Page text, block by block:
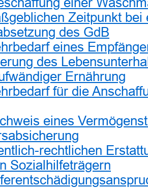
Zeitpunkt bei
des GdB
eines
des
Ernährung
für die
eines
rechtlichen
Sozialhilfeträgern